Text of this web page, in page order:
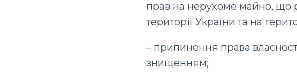
прав на нерухоме майно, що
території України та на
– припинення права
знищенням;